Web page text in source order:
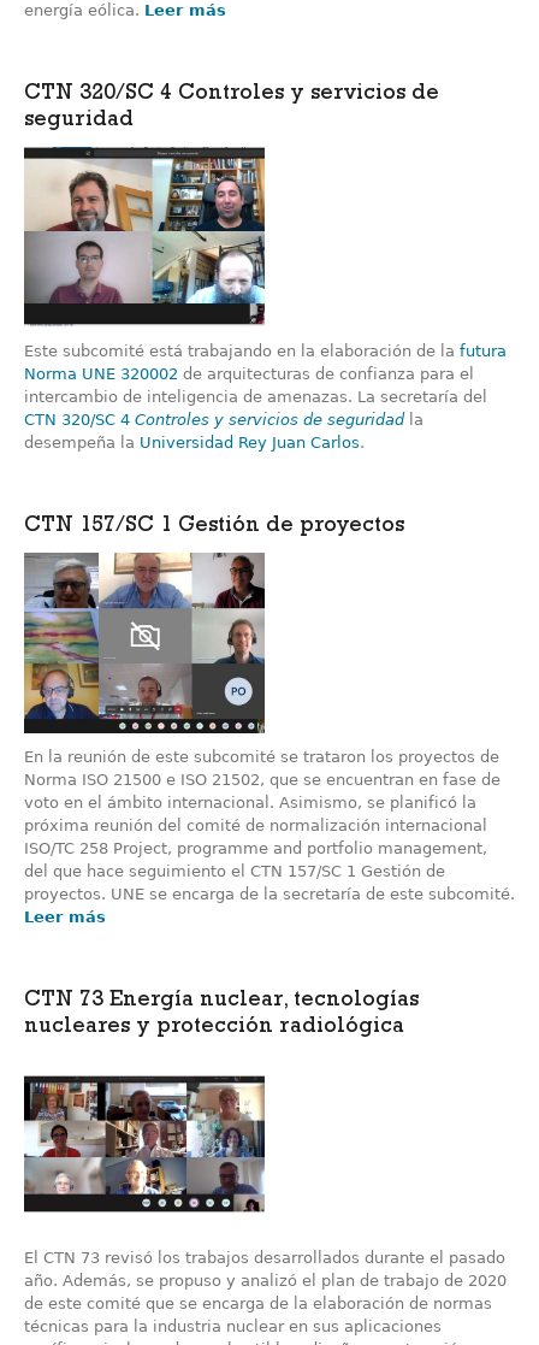
energía eólica. Leer más
CTN 320/SC 4 Controles y servicios de
seguridad
Este subcomité está trabajando en la elaboración de la futura
Norma UNE 320002 de arquitecturas de confianza para el
intercambio de inteligencia de amenazas. La secretaría del
CTN 320/SC 4 Controles y servicios de seguridad la
desempeña la Universidad Rey Juan Carlos.
CTN 157/SC 1 Gestión de proyectos
En la reunión de este subcomité se trataron los proyectos de
Norma ISO 21500 e ISO 21502, que se encuentran en fase de
voto en el ámbito internacional. Asimismo, se planificó la
próxima reunión del comité de normalización internacional
ISO/TC 258 Project, programme and portfolio management,
del que hace seguimiento el CTN 157/SC 1 Gestión de
proyectos. UNE se encarga de la secretaría de este subcomité.
Leer más
CTN 73 Energía nuclear, tecnologías
nucleares y protección radiológica
El CTN 73 revisó los trabajos desarrollados durante el pasado
año. Además, se propuso y analizó el plan de trabajo de 2020
de este comité que se encarga de la elaboración de normas
técnicas para la industria nuclear en sus aplicaciones